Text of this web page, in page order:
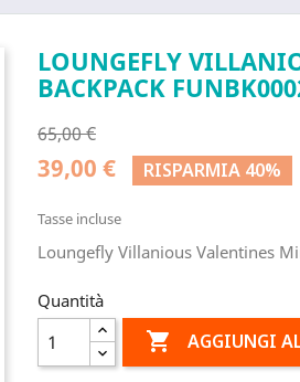
LOUNGEFLY
BACKPACK
65,00 €
39,00 € RISPARMIA 40%
Tasse incluse
Loungefly Villanious Valentines
Quantità
 AGGIUNGI